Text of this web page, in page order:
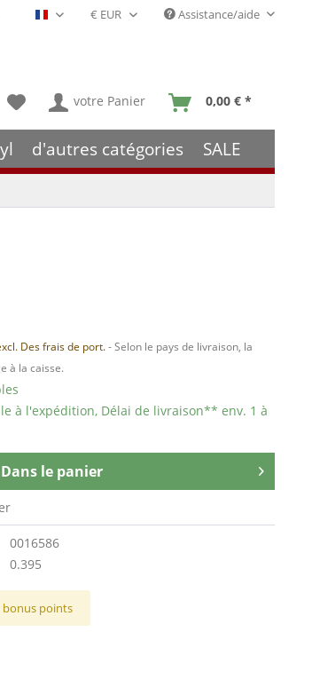
Français- FR Assistance/aide
votre Panier 0,00 € *
d'autres catégories SALE
Des frais de port.- Selon le pays de livraison, la
à la caisse.
à l'expédition, Délai de livraison** env. 1 à
Dans le panier
0016586
0.395
bonus points